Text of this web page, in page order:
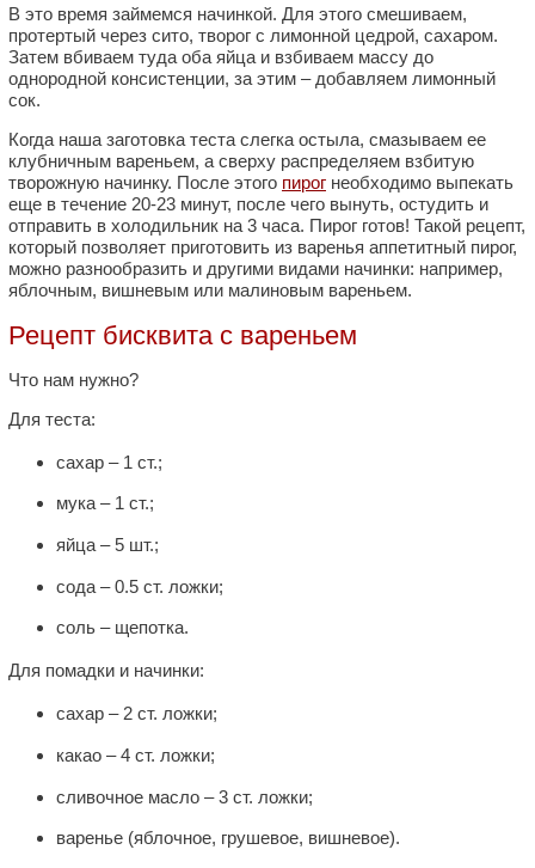
В это время займемся начинкой. Для этого смешиваем,
протертый через сито, творог с лимонной цедрой, сахаром.
Затем вбиваем туда оба яйца и взбиваем массу до
однородной консистенции, за этим – добавляем лимонный
сок.
Когда наша заготовка теста слегка остыла, смазываем ее
клубничным вареньем, а сверху распределяем взбитую
творожную начинку. После этого пирог необходимо выпекать
еще в течение 20-23 минут, после чего вынуть, остудить и
отправить в холодильник на 3 часа. Пирог готов! Такой рецепт,
который позволяет приготовить из варенья аппетитный пирог,
можно разнообразить и другими видами начинки: например,
яблочным, вишневым или малиновым вареньем.
Рецепт бисквита с вареньем
Что нам нужно?
Для теста:
сахар – 1 ст.;
мука – 1 ст.;
яйца – 5 шт.;
сода – 0.5 ст. ложки;
соль – щепотка.
Для помадки и начинки:
сахар – 2 ст. ложки;
какао – 4 ст. ложки;
сливочное масло – 3 ст. ложки;
варенье (яблочное, грушевое, вишневое).